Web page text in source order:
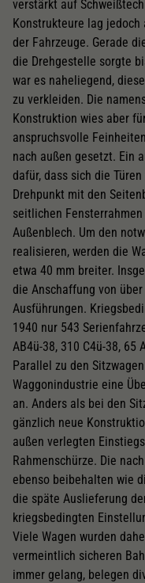
verstärkt auf
Konstrukteure lag
der Fahrzeuge. Gerade
die Drehgestelle sorgte
war es naheliegend,
zu verkleiden. Die
Konstruktion wies aber
anspruchsvolle
nach außen gesetzt. Ein
dafür, dass sich die
Drehpunkt mit den
seitlichen
Außenblech. Um den
realisieren, werden die
etwa 40 mm breiter.
die Anschaffung von
Ausführungen.
1940 nur 543
AB4ü-38, 310 C4ü-38, 65
Parallel zu den
Waggonindustrie eine
an. Anders als bei den
gänzlich neue
außen verlegten
Rahmenschürze. Die
ebenso beibehalten wie
die späte Auslieferung
kriegsbedingten
Viele Wagen wurden
vermeintlich sicheren
immer gelang, belegen